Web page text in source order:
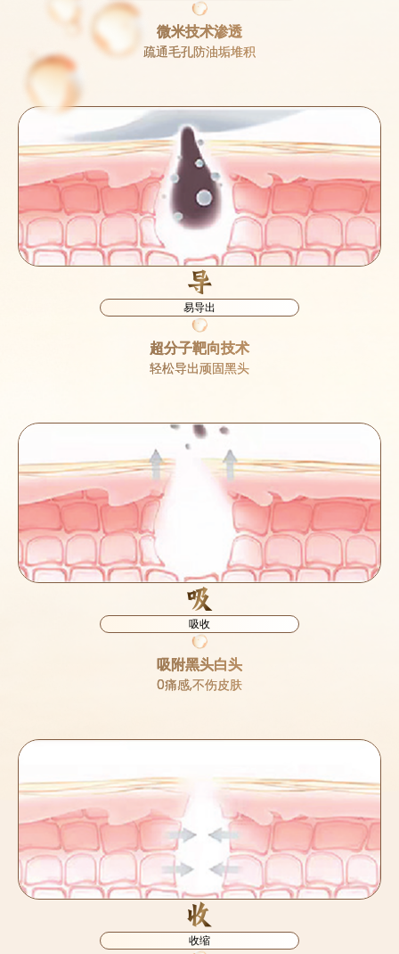
微米技术渗透
疏通毛孔防油垢堆积
导
易导出
超分子靶向技术
轻松导出顽固黑头
吸
吸收
吸附黑头白头
0痛感,不伤皮肤
收
收缩